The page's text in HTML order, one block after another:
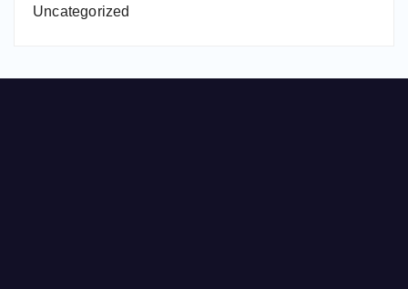
Uncategorized